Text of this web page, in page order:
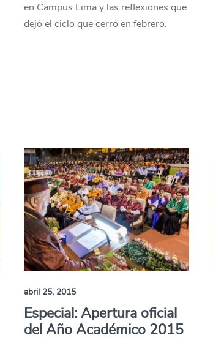
en Campus Lima y las reflexiones que
dejó el ciclo que cerró en febrero.
abril 25, 2015
Especial: Apertura oficial
del Año Académico 2015